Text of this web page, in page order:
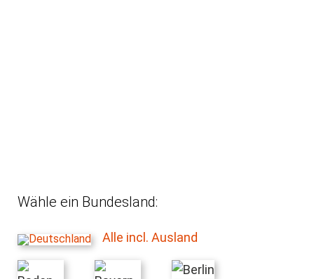
Wähle ein Bundesland:
Alle incl. Ausland